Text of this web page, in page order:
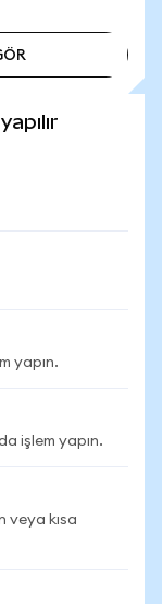
yapın.
işlem yapın.
veya kısa